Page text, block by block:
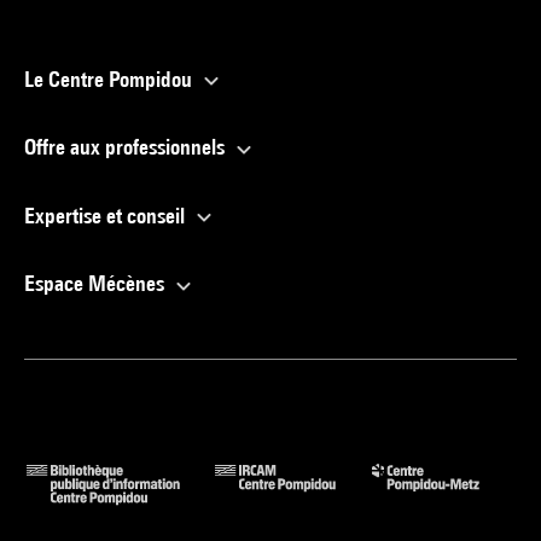
Le Centre Pompidou
Offre aux professionnels
Expertise et conseil
Espace Mécènes